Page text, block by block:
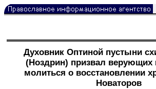
Духовник Оптиной пустыни
(Ноздрин) призвал
молиться о восстановлении
Новаторов